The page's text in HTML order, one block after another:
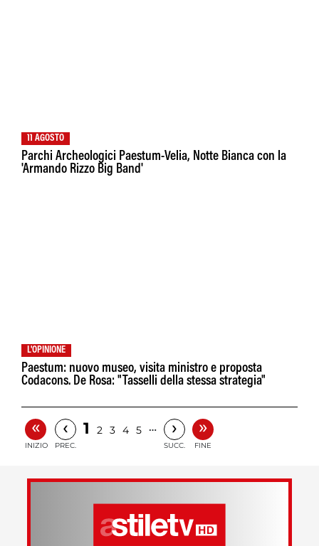
11 AGOSTO
Parchi Archeologici Paestum-Velia, Notte Bianca con la
'Armando Rizzo Big Band'
L'OPINIONE
Paestum: nuovo museo, visita ministro e proposta
Codacons. De Rosa: "Tasselli della stessa strategia"
«
INIZIO
‹
PREC.
1 2 3 4 5 … ›
SUCC.
»
FINE